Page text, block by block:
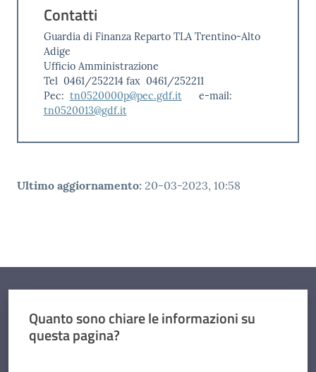
Contatti
Guardia di Finanza Reparto TLA Trentino-Alto
Adige
Ufficio Amministrazione
Tel 0461/252214 fax 0461/252211
Pec: tn0520000p@pec.gdf.it
e-mail:
tn0520013@gdf.it
Ultimo aggiornamento: 20-03-2023, 10:58
Quanto sono chiare le informazioni su
questa pagina?